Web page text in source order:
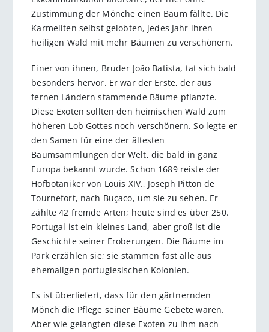
Zustimmung der Mönche einen Baum fällte. Die
Karmeliten selbst gelobten, jedes Jahr ihren
heiligen Wald mit mehr Bäumen zu verschönern.
Einer von ihnen, Bruder João Batista, tat sich bald
besonders hervor. Er war der Erste, der aus
fernen Ländern stammende Bäume pflanzte.
Diese Exoten sollten den heimischen Wald zum
höheren Lob Gottes noch verschönern. So legte er
den Samen für eine der ältesten
Baumsammlungen der Welt, die bald in ganz
Europa bekannt wurde. Schon 1689 reiste der
Hofbotaniker von Louis XIV., Joseph Pitton de
Tournefort, nach Buçaco, um sie zu sehen. Er
zählte 42 fremde Arten; heute sind es über 250.
Portugal ist ein kleines Land, aber groß ist die
Geschichte seiner Eroberungen. Die Bäume im
Park erzählen sie; sie stammen fast alle aus
ehemaligen portugiesischen Kolonien.
Es ist überliefert, dass für den gärtnernden
Mönch die Pflege seiner Bäume Gebete waren.
Aber wie gelangten diese Exoten zu ihm nach